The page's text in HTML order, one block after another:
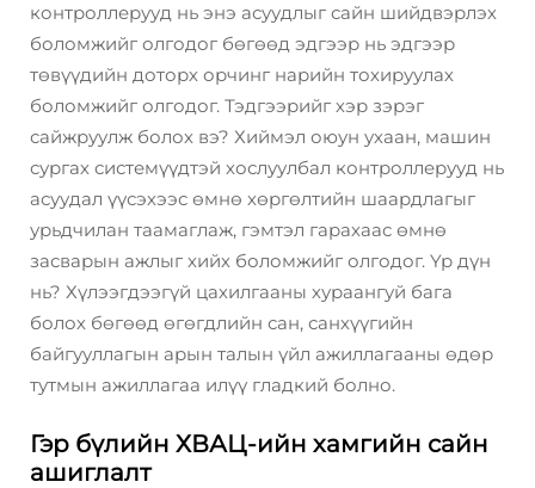
контроллерууд нь энэ асуудлыг сайн шийдвэрлэх
боломжийг олгодог бөгөөд эдгээр нь эдгээр
төвүүдийн доторх орчинг нарийн тохируулах
боломжийг олгодог. Тэдгээрийг хэр зэрэг
сайжруулж болох вэ? Хиймэл оюун ухаан, машин
сургах системүүдтэй хослуулбал контроллерууд нь
асуудал үүсэхээс өмнө хөргөлтийн шаардлагыг
урьдчилан таамаглаж, гэмтэл гарахаас өмнө
засварын ажлыг хийх боломжийг олгодог. Үр дүн
нь? Хүлээгдээгүй цахилгааны хураангуй бага
болох бөгөөд өгөгдлийн сан, санхүүгийн
байгууллагын арын талын үйл ажиллагааны өдөр
тутмын ажиллагаа илүү гладкий болно.
Гэр бүлийн ХВАЦ-ийн хамгийн сайн
ашиглалт